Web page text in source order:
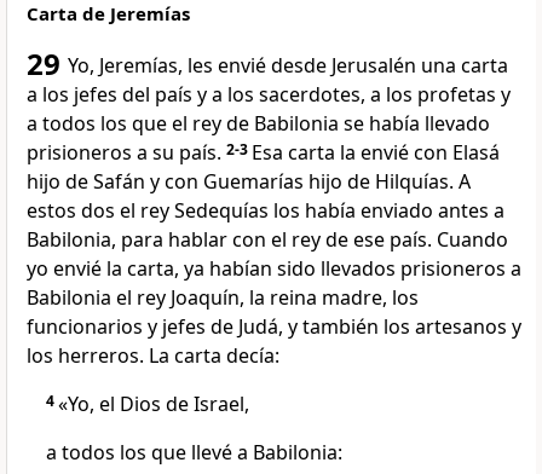
Carta de Jeremías
29 Yo, Jeremías, les envié desde Jerusalén una carta
a los jefes del país y a los sacerdotes, a los profetas y
a todos los que el rey de Babilonia se había llevado
prisioneros a su país. 2-3 Esa carta la envié con Elasá
hijo de Safán y con Guemarías hijo de Hilquías. A
estos dos el rey Sedequías los había enviado antes a
Babilonia, para hablar con el rey de ese país. Cuando
yo envié la carta, ya habían sido llevados prisioneros a
Babilonia el rey Joaquín, la reina madre, los
funcionarios y jefes de Judá, y también los artesanos y
los herreros. La carta decía:
4«Yo, el Dios de Israel,
a todos los que llevé a Babilonia: